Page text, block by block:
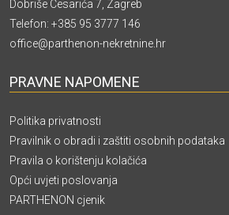
Dobriše Cesarića 7, Zagreb
Telefon: +385 95 3777 146
office@parthenon-nekretnine.hr
PRAVNE NAPOMENE
Politika privatnosti
Pravilnik o obradi i zaštiti osobnih podataka
Pravila o korištenju kolačića
Opći uvjeti poslovanja
PARTHENON cjenik